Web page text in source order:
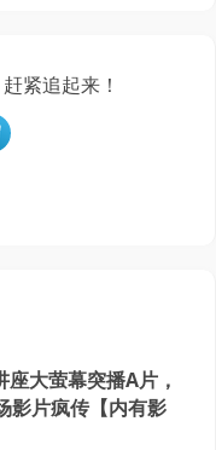
紧追起来！
座大萤幕突播A片，
影片疯传【内有影